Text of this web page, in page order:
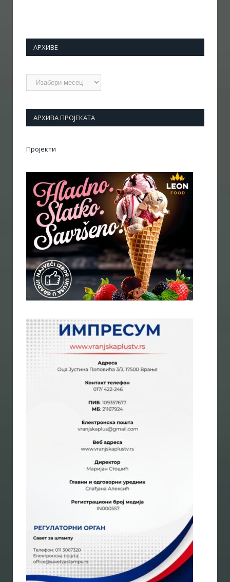
АРХИВЕ
Архиве
АРХИВА ПРОЈЕКАТА
Пројекти